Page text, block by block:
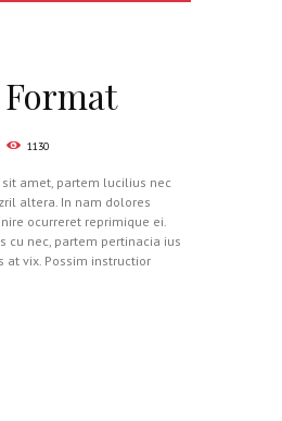
1130
amet, partem lucilius nec
altera. In nam dolores
ocurreret reprimique ei.
cu nec, partem pertinacia ius
at vix. Possim instructior